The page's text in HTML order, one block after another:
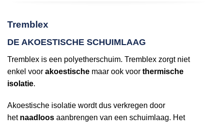
Tremblex
DE AKOESTISCHE SCHUIMLAAG
Tremblex is een polyetherschuim. Tremblex zorgt niet
enkel voor akoestische maar ook voor thermische
isolatie.
Akoestische isolatie wordt dus verkregen door
het naadloos aanbrengen van een schuimlaag. Het